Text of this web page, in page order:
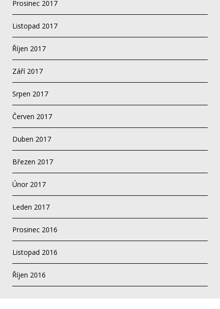
Prosinec 2017
Listopad 2017
Říjen 2017
Září 2017
Srpen 2017
Červen 2017
Duben 2017
Březen 2017
Únor 2017
Leden 2017
Prosinec 2016
Listopad 2016
Říjen 2016